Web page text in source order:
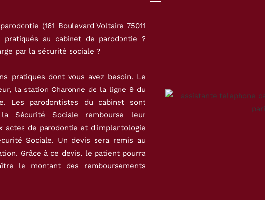
(161 Boulevard Voltaire 75011
pratiqués au cabinet de parodontie ?
par la sécurité sociale ?
pratiques dont vous avez besoin. Le
la station Charonne de la ligne 9 du
Les parodontistes du cabinet sont
la Sécurité Sociale rembourse leur
actes de parodontie et d’implantologie
Sociale. Un devis sera remis au
Grâce à ce devis, le patient pourra
le montant des remboursements